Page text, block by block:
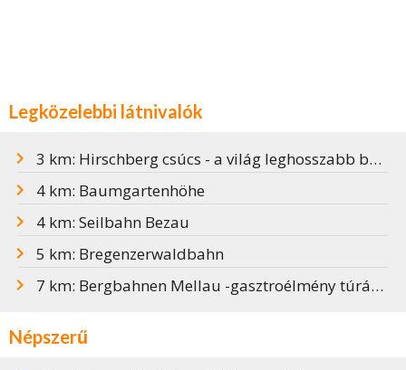
Legközelebbi látnivalók
3 km: Hirschberg csúcs - a világ leghosszabb bobpályája
4 km: Baumgartenhöhe
4 km: Seilbahn Bezau
5 km: Bregenzerwaldbahn
7 km: Bergbahnen Mellau -gasztroélmény túrázás közben
Népszerű